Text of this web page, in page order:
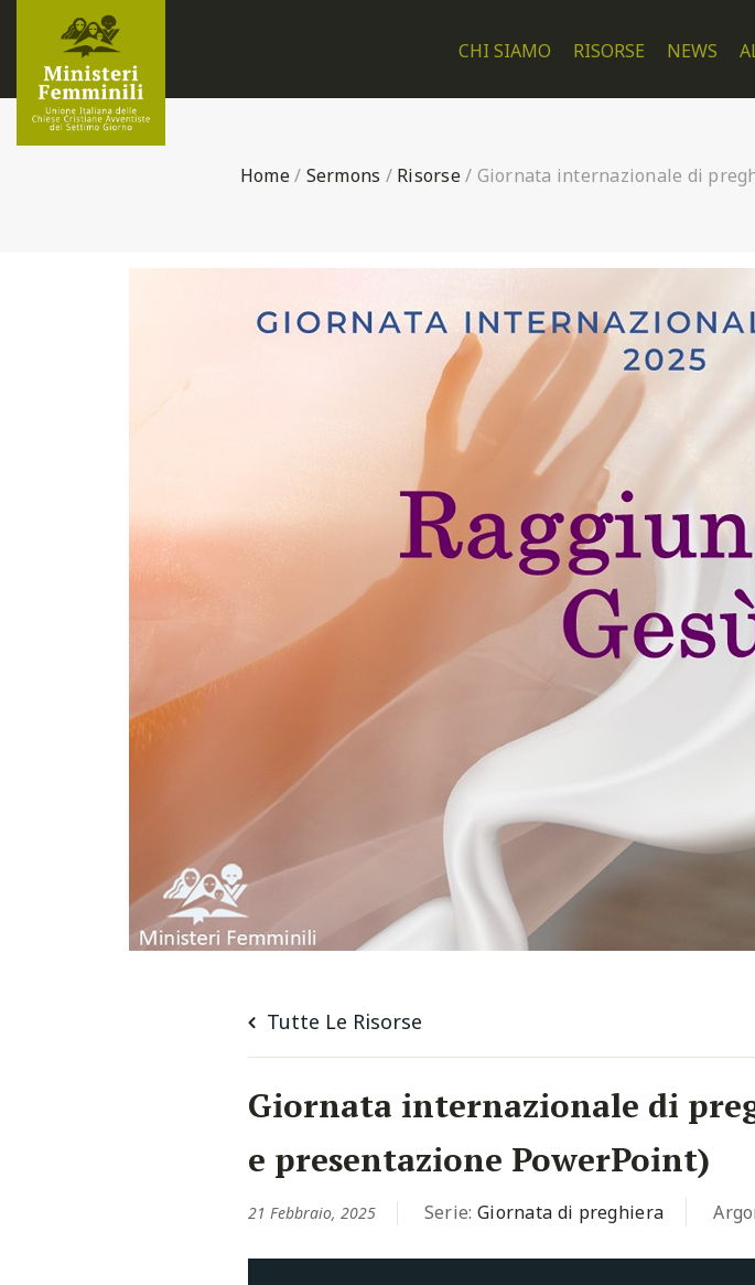
CHI SIAMO RISORSE NEWS
Home/ Sermons / Risorse/ Giornata internazionale di
Tutte Le Risorse
Giornata internazionale di
e presentazione PowerPoint)
21 Febbraio, 2025 Serie: Giornata di preghiera